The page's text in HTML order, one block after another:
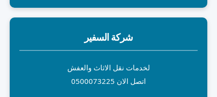
شركة السفير
لخدمات نقل الاثاث والعفش
اتصل الان 0500073225